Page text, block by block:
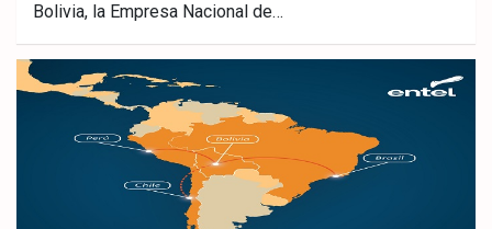
ebo
ok
er
sAp
p
Bolivia, la Empresa Nacional de…